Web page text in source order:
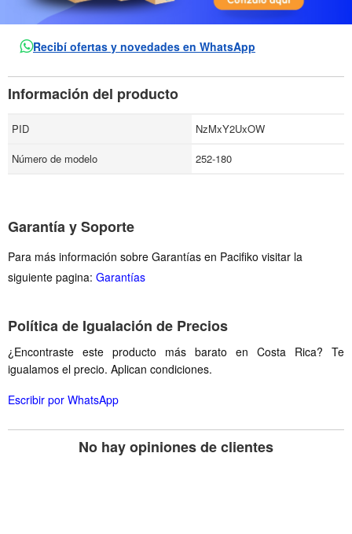
Recibí ofertas y novedades en WhatsApp
Información del producto
PID
NzMxY2UxOW
Número de modelo
252-180
Garantía y Soporte
Para más información sobre Garantías en Pacifiko visitar la
siguiente pagina: Garantías
Política de Igualación de Precios
¿Encontraste este producto más barato en Costa Rica? Te
igualamos el precio. Aplican condiciones.
Escribir por WhatsApp
No hay opiniones de clientes